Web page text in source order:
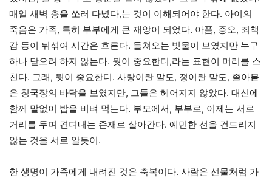
매일 새벽 총을 쏘러 다녔다,는 것이 이해되어야 한다. 아이의
죽음은 가족, 특히 부부에게 큰 재앙이 되었다. 아픔, 증오, 죄책
감 등이 뒤섞여 시간은 흐른다. 들쳐오는 빗물이 보였지만 누구
하나 닫으려 하지 않는다. 뭣이 중요한디,라는 표현이 머리를 스
친다. 그래, 뭣이 중요한디. 사랑이란 말도, 정이란 말도, 졸아붙
은 청국장의 바닥을 보였지만, 그들은 헤어지지 않았다. 대신에
함께 말없이 밥을 비벼 먹는다. 부모에서, 부부로, 이제는 서로
거리를 두며 견뎌내는 존재로 살아간다. 예민한 선을 건드리지
않는 것을 서로 알듯이.
한 생명이 가족에게 내려진 것은 축복이다. 사람은 선물처럼 가